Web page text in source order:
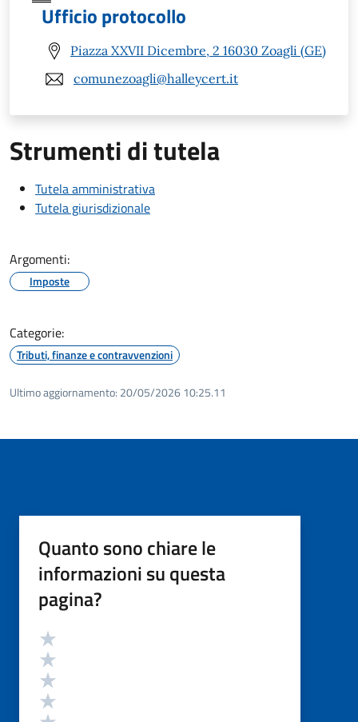
Ufficio protocollo
Piazza XXVII Dicembre, 2 16030 Zoagli (GE)
comunezoagli@halleycert.it
Strumenti di tutela
Tutela amministrativa
Tutela giurisdizionale
Argomenti:
Imposte
Categorie:
Tributi, finanze e contravvenzioni
Ultimo aggiornamento: 20/05/2026 10:25.11
Quanto sono chiare le
informazioni su questa
pagina?
Valutazione